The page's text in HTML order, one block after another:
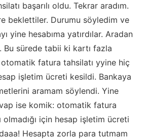
başarılı oldu. Tekrar aradım.
beklettiler. Durumu söyledim ve
yine hesabıma yatırdılar. Aradan
Bu sürede tabii ki kartı fazla
otomatik fatura tahsilatı yyine hiç
işletim ücreti kesildi. Bankaya
aramam söylendi. Yine
ise komik: otomatik fatura
olmadığı için hesap işletim ücreti
Hesapta zorla para tutmam